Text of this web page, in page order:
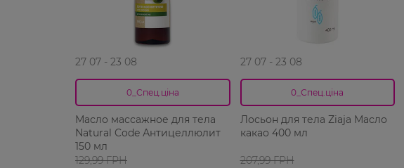
27 07 - 23 08
0_Спец.ціна
Масло массажное для тела
Natural Code Антицеллюлит
150 мл
129,99 ГРН
27 07 - 23 08
0_Спец.ціна
Лосьон для тела Ziaja Масло
какао 400 мл
207,99 ГРН